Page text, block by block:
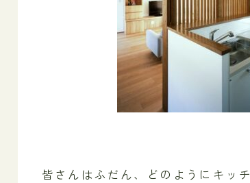
皆さんはふだん、どのようにキッ